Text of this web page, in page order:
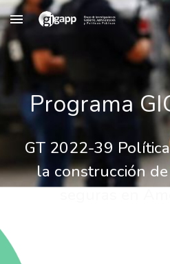
Skip to main content
Programa
GT 2022-39
la construcción
seguras en